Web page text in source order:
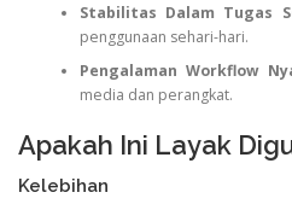
Stabilitas Dalam Tugas
penggunaan sehari-hari.
Pengalaman Workflow
media dan perangkat.
Apakah Ini Layak
Kelebihan